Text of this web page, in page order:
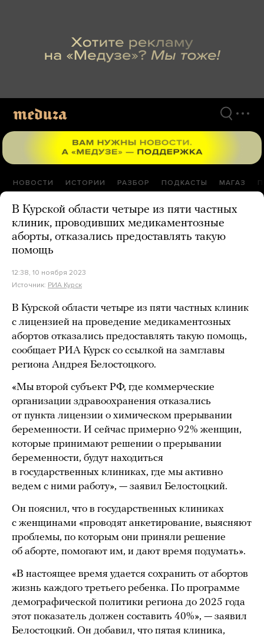
НОВОСТИ ИСТОРИИ РАЗБОР ПОДКАСТЫ МАГАЗ
В Курской области четыре из пяти частных
клиник, проводивших медикаментозные
аборты, отказались предоставлять такую
помощь
12:38, 10 ноября 2023
Источник: РИА Курск
В Курской области четыре из пяти частных клиник
с лицензией на проведение медикаментозных
абортов отказались предоставлять такую помощь,
сообщает РИА Курск со ссылкой на замглавы
региона Андрея Белостоцкого.
«Мы второй субъект РФ, где коммерческие
организации здравоохранения отказались
от пункта лицензии о химическом прерывании
беременности. И сейчас примерно 92% женщин,
которые принимают решении о прерывании
беременности, будут находиться
в государственных клиниках, где мы активно
ведем с ними работу», — заявил Белостоцкий.
Он пояснил, что в государственных клиниках
с женщинами «проводят анкетирование, выясняют
проблемы, по которым они приняли решение
об аборте, помогают им, и дают время подумать».
«В настоящее время удается сохранить от абортов
жизнь каждого третьего ребенка. По программе
демографической политики региона до 2025 года
этот показатель должен составить 40%», — заявил
Белостоцкий. Он добавил, что пятая клиника,